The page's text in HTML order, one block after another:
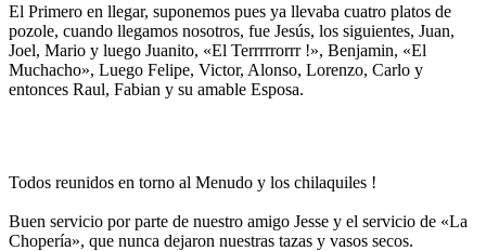
El Primero en llegar, suponemos pues ya llevaba cuatro platos de
pozole, cuando llegamos nosotros, fue Jesús, los siguientes, Juan,
Joel, Mario y luego Juanito, «El Terrrrrorrr !», Benjamin, «El
Muchacho», Luego Felipe, Victor, Alonso, Lorenzo, Carlo y
entonces Raul, Fabian y su amable Esposa.
Todos reunidos en torno al Menudo y los chilaquiles !
Buen servicio por parte de nuestro amigo Jesse y el servicio de «La
Chopería», que nunca dejaron nuestras tazas y vasos secos.